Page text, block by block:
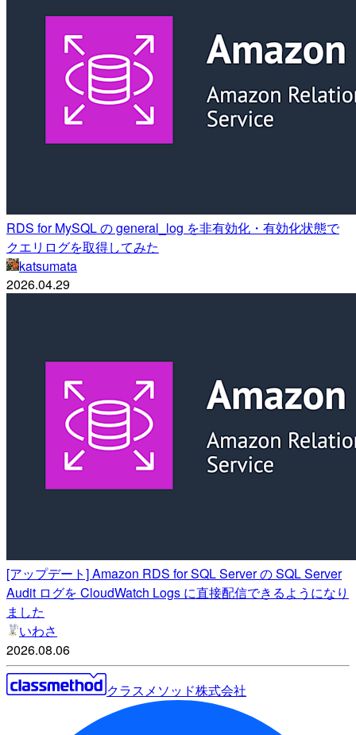
RDS for MySQL の general_log を非有効化・有効化状態で
クエリログを取得してみた
katsumata
2026.04.29
[アップデート] Amazon RDS for SQL Server の SQL Server
Audit ログを CloudWatch Logs に直接配信できるようになり
ました
いわさ
2026.08.06
クラスメソッド株式会社